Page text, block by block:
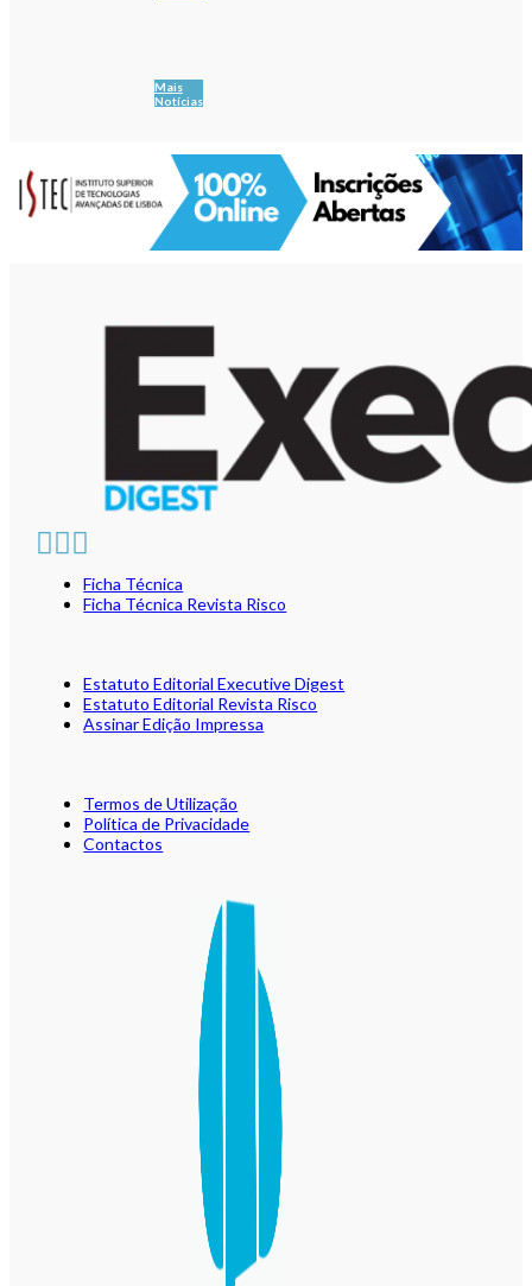
Mais
Notícias
Ficha Técnica
Ficha Técnica Revista Risco
Estatuto Editorial Executive Digest
Estatuto Editorial Revista Risco
Assinar Edição Impressa
Termos de Utilização
Política de Privacidade
Contactos